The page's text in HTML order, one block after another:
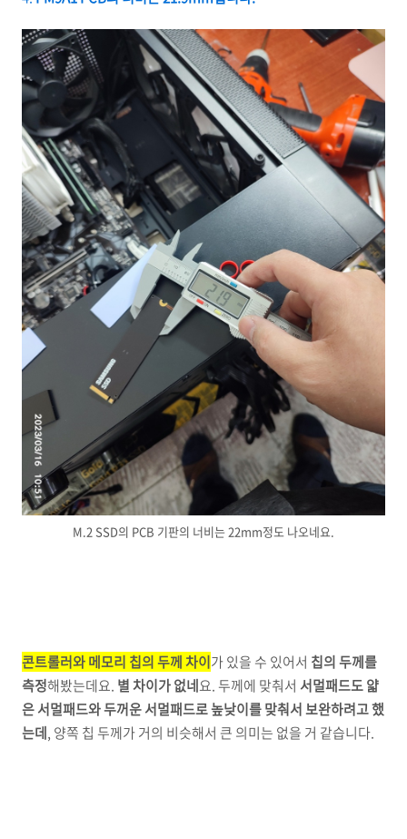
M.2 SSD의 PCB 기판의 너비는 22mm정도 나오네요.
콘트롤러와 메모리 칩의 두께 차이가 있을 수 있어서 칩의 두께를
측정해봤는데요. 별 차이가 없네요. 두께에 맞춰서 서멀패드도 얇
은 서멀패드와 두꺼운 서멀패드로 높낮이를 맞춰서 보완하려고 했
는데, 양쪽 칩 두께가 거의 비슷해서 큰 의미는 없을 거 같습니다.